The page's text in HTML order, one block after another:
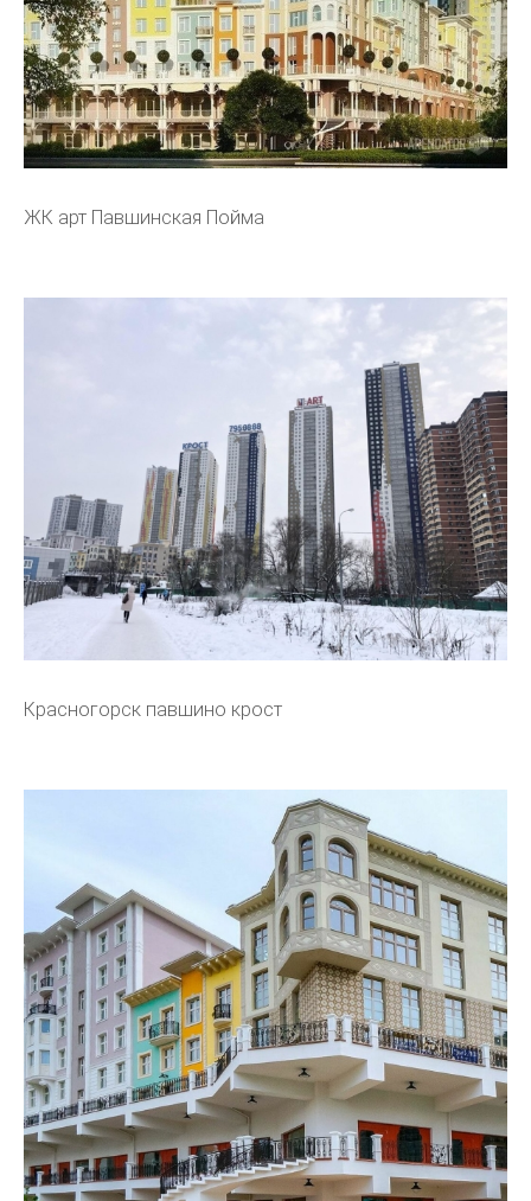
ЖК арт Павшинская Пойма
Красногорск павшино крост